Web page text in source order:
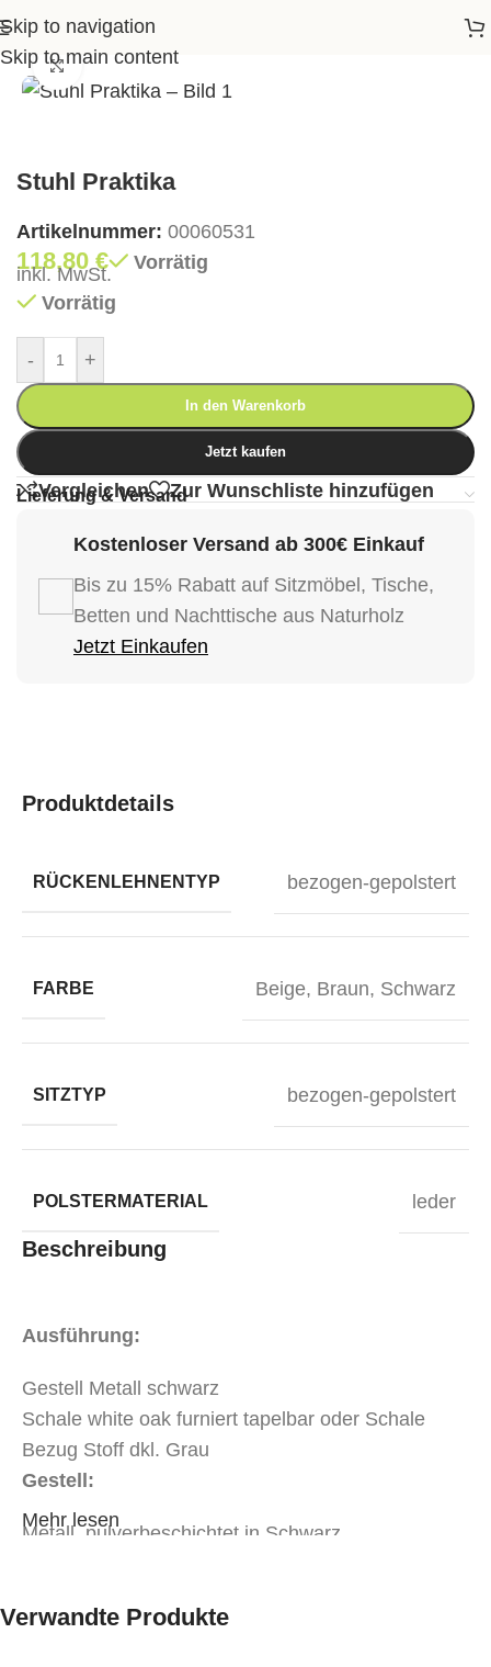
Skip to navigation
Skip to main content
Shop >Essen>Esszimmer Sessel
Klick zum Vergrößern
Stuhl Praktika
Artikelnummer: 00060531
118,80€ Vorrätig
inkl. MwSt.
Vorrätig
- +
In den Warenkorb
Jetzt kaufen
Vergleichen Zur Wunschliste hinzufügen
Lieferung & Versand
Kostenloser Versand ab 300€ Einkauf
Bis zu 15% Rabatt auf Sitzmöbel, Tische,
Betten und Nachttische aus Naturholz
Jetzt Einkaufen
Produktdetails
RÜCKENLEHNENTYP bezogen-gepolstert
FARBE Beige, Braun, Schwarz
SITZTYP bezogen-gepolstert
POLSTERMATERIAL leder
Beschreibung
Ausführung:
Gestell Metall schwarz
Schale white oak furniert tapelbar oder Schale
Bezug Stoff dkl. Grau
Gestell:
Metall, pulverbeschichtet in Schwarz
Mehr lesen
Verwandte Produkte